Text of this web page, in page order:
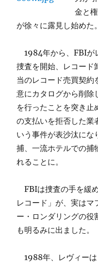
金と
が徐々に露見し始めた。
1984年から、FBIが
捜査を開始、レコード
当のレコード売買契約
意にカタログから削除
を行ったことを突き
の支払いを拒否した業
いう事件が表沙汰に
捕、一流ホテルでの捕
れることに。
FBIは捜査の手を緩
レコード」が、実はマ
ー・ロンダリングの役
も明るみに出ました。
1988年、レヴィーは